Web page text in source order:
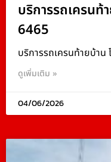
บริการรถเครนท้
6465
บริการรถเครนท้ายบ้าน
ดูเพิ่มเติม »
04/06/2026